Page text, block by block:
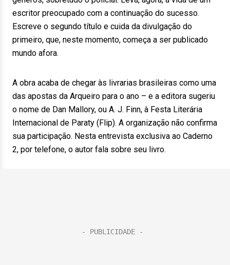
escritor preocupado com a continuação do sucesso.
Escreve o segundo título e cuida da divulgação do
primeiro, que, neste momento, começa a ser publicado
mundo afora.
A obra acaba de chegar às livrarias brasileiras como uma
das apostas da Arqueiro para o ano – e a editora sugeriu
o nome de Dan Mallory, ou A. J. Finn, à Festa Literária
Internacional de Paraty (Flip). A organização não confirma
sua participação. Nesta entrevista exclusiva ao Caderno
2, por telefone, o autor fala sobre seu livro.